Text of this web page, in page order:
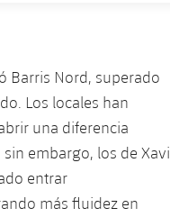
Barris Nord, superado
Los locales han
una diferencia
embargo, los de Xavi
entrar
más fluidez en